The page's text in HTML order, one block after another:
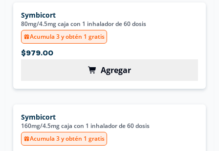
Symbicort
80mg/4.5mg caja con 1 inhalador de 60 dosis
Acumula 3 y obtén 1 gratis
$979.00
Agregar
Symbicort
160mg/4.5mg caja con 1 inhalador de 60 dosis
Acumula 3 y obtén 1 gratis